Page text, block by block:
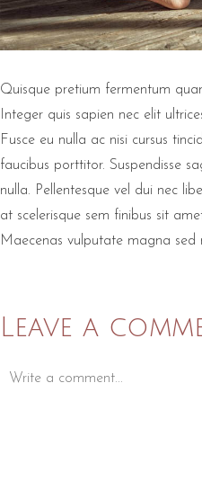
Quisque pretium fermentum
Integer quis sapien nec elit
Fusce eu nulla ac nisi cursus
faucibus porttitor. Suspendisse
nulla. Pellentesque vel dui nec
at scelerisque sem finibus sit
Maecenas vulputate magna sed
Leave a